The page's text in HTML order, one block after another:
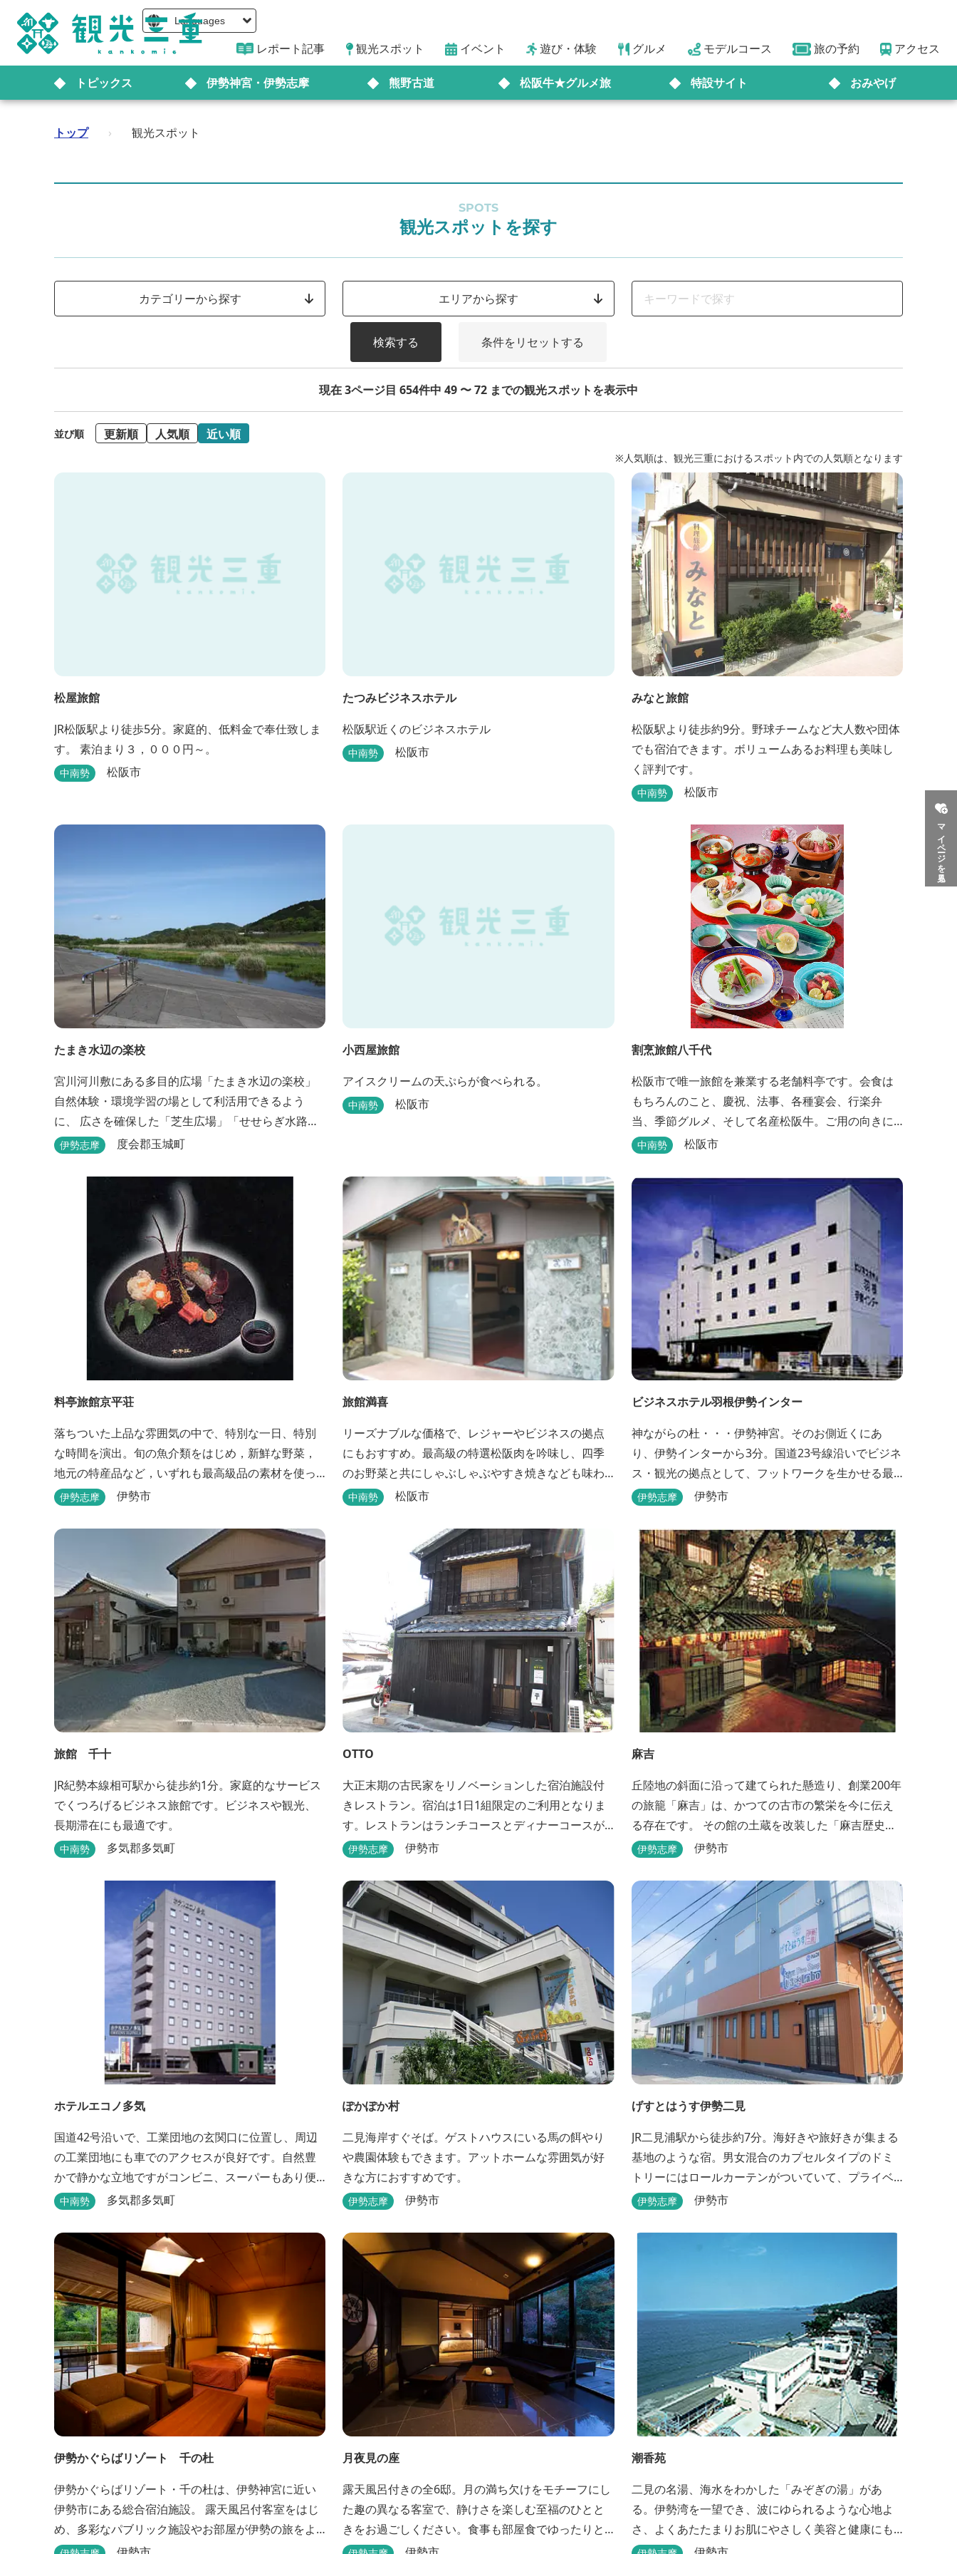
Languages
レポート記事 観光スポット イベント 遊び・体験 グルメ モデルコース 旅の予約 アクセス
トピックス 伊勢神宮・伊勢志摩 熊野古道 松阪牛★グルメ旅 特設サイト おみやげ
マイページを見る
トップ › 観光スポット
SPOTS
観光スポットを探す
カテゴリーから探す エリアから探す
検索する 条件をリセットする
現在 3ページ目 654件中 49 〜 72 までの観光スポットを表示中
並び順 更新順 人気順 近い順
※人気順は、観光三重におけるスポット内での人気順となります
松屋旅館
JR松阪駅より徒歩5分。家庭的、低料金で奉仕致しま
す。 素泊まり３，０００円～。
中南勢 松阪市
たつみビジネスホテル
松阪駅近くのビジネスホテル
中南勢 松阪市
みなと旅館
松阪駅より徒歩約9分。野球チームなど大人数や団体
でも宿泊できます。ボリュームあるお料理も美味し
く評判です。
中南勢 松阪市
たまき水辺の楽校
宮川河川敷にある多目的広場「たまき水辺の楽校」
自然体験・環境学習の場として利活用できるよう
に、 広さを確保した「芝生広場」「せせらぎ水路」
等が整備されています。 芝生広場でのスポーツやバ
め、オートキャンプなどもお楽しみいただけます！
火災防止のため、バーベキュー･焚火等をする際は、
直火にならないように焚火台･コンロ等を使...
伊勢志摩 度会郡玉城町
小西屋旅館
アイスクリームの天ぷらが食べられる。
中南勢 松阪市
割烹旅館八千代
松阪市で唯一旅館を兼業する老舗料亭です。会食は
もちろんのこと、慶祝、法事、各種宴会、行楽弁
当、季節グルメ、そして名産松阪牛。ご用の向きに
応じて各種お料理提供いたします。また、宿泊のご
木造建築で昔風情をお楽しみください。
中南勢 松阪市
料亭旅館京平荘
落ちついた上品な雰囲気の中で、特別な一日、特別
な時間を演出。旬の魚介類をはじめ，新鮮な野菜，
地元の特産品など，いずれも最高級品の素材を使っ
た懐石料理が一品出しで味わえます。昼食・夕食・
伊勢志摩 伊勢市
旅館満喜
リーズナブルな価格で、レジャーやビジネスの拠点
にもおすすめ。最高級の特選松阪肉を吟味し、四季
のお野菜と共にしゃぶしゃぶやすき焼きなども味わ
えます。
中南勢 松阪市
ビジネスホテル羽根伊勢インター
神ながらの杜・・・伊勢神宮。そのお側近くにあ
り、伊勢インターから3分。国道23号線沿いでビジネ
ス・観光の拠点として、フットワークを生かせる最
適なホテルです。
伊勢志摩 伊勢市
旅館 千十
JR紀勢本線相可駅から徒歩約1分。家庭的なサービス
でくつろげるビジネス旅館です。ビジネスや観光、
長期滞在にも最適です。
中南勢 多気郡多気町
OTTO
大正末期の古民家をリノベーションした宿泊施設付
きレストラン。宿泊は1日1組限定のご利用となりま
す。レストランはランチコースとディナーコースが
あります。
伊勢志摩 伊勢市
麻吉
丘陸地の斜面に沿って建てられた懸造り、創業200年
の旅籠「麻吉」は、かつての古市の繁栄を今に伝え
る存在です。 その館の土蔵を改装した「麻吉歴史
館」には、往時を物語る品々が蔵出しされ、お伊勢
伊勢志摩 伊勢市
ホテルエコノ多気
国道42号沿いで、工業団地の玄関口に位置し、周辺
の工業団地にも車でのアクセスが良好です。自然豊
かで静かな立地ですがコンビニ、スーパーもあり便
利にご利用できます。無料朝食(セルフサービス)、大
中南勢 多気郡多気町
ぽかぽか村
二見海岸すぐそば。ゲストハウスにいる馬の餌やり
や農園体験もできます。アットホームな雰囲気が好
きな方におすすめです。
伊勢志摩 伊勢市
げすとはうす伊勢二見
JR二見浦駅から徒歩約7分。海好きや旅好きが集まる
基地のような宿。男女混合のカプセルタイプのドミ
トリーにはロールカーテンがついていて、プライベ
ートも守れます。
伊勢志摩 伊勢市
伊勢かぐらばリゾート 千の杜
伊勢かぐらばリゾート・千の杜は、伊勢神宮に近い
伊勢市にある総合宿泊施設。 露天風呂付客室をはじ
め、多彩なパブリック施設やお部屋が伊勢の旅をよ
り思い出深いものにしてくれます。 また、広大な敷
月夜見の座
露天風呂付きの全6邸。月の満ち欠けをモチーフにし
た趣の異なる客室で、静けさを楽しむ至福のひとと
きをお過ごしください。食事も部屋食でゆったりと
楽しめます。
潮香苑
二見の名湯、海水をわかした「みぞぎの湯」があ
る。伊勢湾を一望でき、波にゆられるような心地よ
さ、よくあたたまりお肌にやさしく美容と健康にも
よいと好評をいただいております。